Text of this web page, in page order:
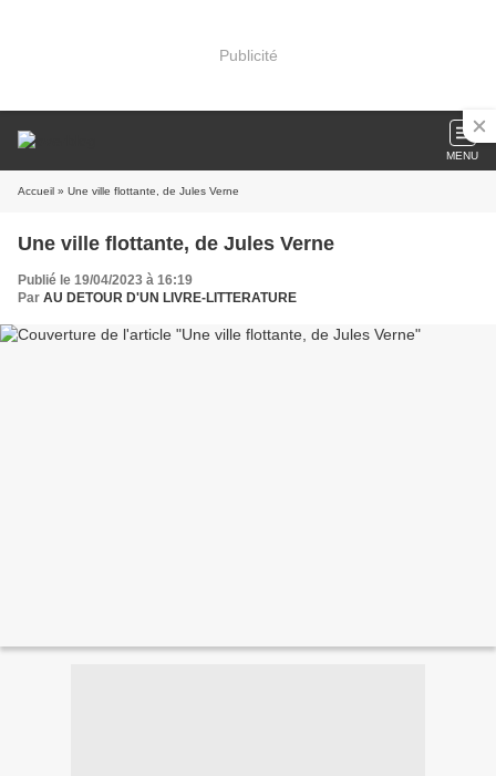
Publicité
MENU
Accueil » Une ville flottante, de Jules Verne
Une ville flottante, de Jules Verne
Publié le 19/04/2023 à 16:19
Par AU DETOUR D'UN LIVRE-LITTERATURE